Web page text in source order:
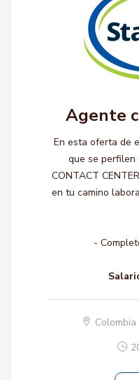
Agente
En esta oferta de
que se perfilen
CONTACT
en tu camino
-